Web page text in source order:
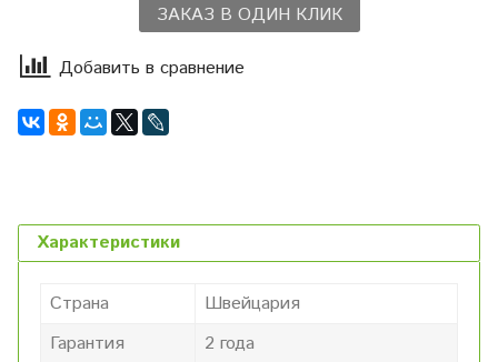
ЗАКАЗ В ОДИН КЛИК
Добавить в сравнение
Характеристики
Страна
Швейцария
Гарантия
2 года